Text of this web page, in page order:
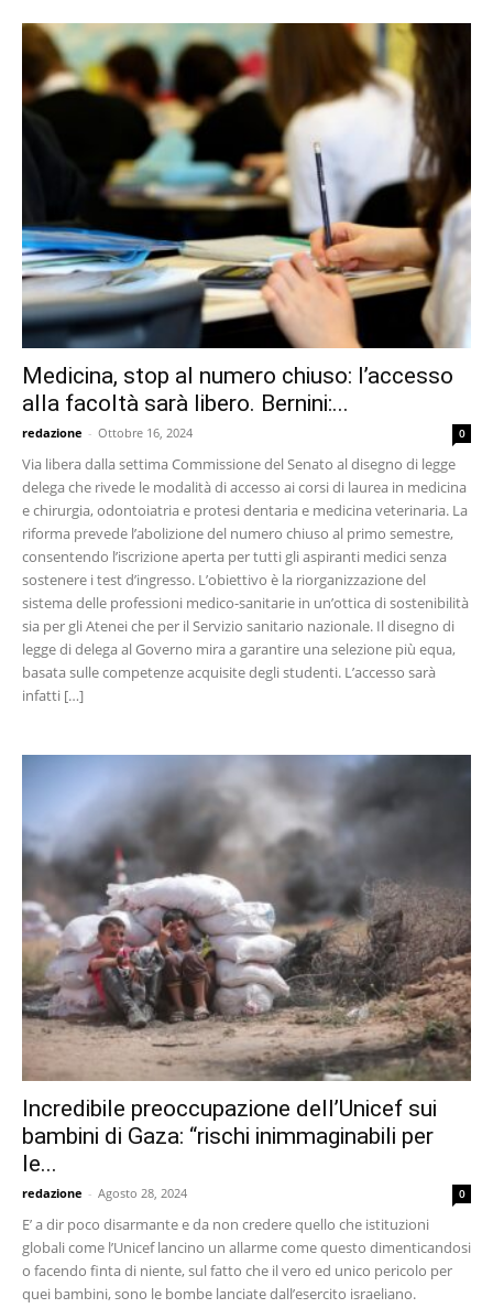
Medicina, stop al numero chiuso: l’accesso
alla facoltà sarà libero. Bernini:...
redazione - Ottobre 16, 2024 0
Via libera dalla settima Commissione del Senato al disegno di legge
delega che rivede le modalità di accesso ai corsi di laurea in medicina
e chirurgia, odontoiatria e protesi dentaria e medicina veterinaria. La
riforma prevede l’abolizione del numero chiuso al primo semestre,
consentendo l’iscrizione aperta per tutti gli aspiranti medici senza
sostenere i test d’ingresso. L’obiettivo è la riorganizzazione del
sistema delle professioni medico-sanitarie in un’ottica di sostenibilità
sia per gli Atenei che per il Servizio sanitario nazionale. Il disegno di
legge di delega al Governo mira a garantire una selezione più equa,
basata sulle competenze acquisite degli studenti. L’accesso sarà
infatti […]
Incredibile preoccupazione dell’Unicef sui
bambini di Gaza: “rischi inimmaginabili per
le...
redazione - Agosto 28, 2024 0
E’ a dir poco disarmante e da non credere quello che istituzioni
globali come l’Unicef lancino un allarme come questo dimenticandosi
o facendo finta di niente, sul fatto che il vero ed unico pericolo per
quei bambini, sono le bombe lanciate dall’esercito israeliano.